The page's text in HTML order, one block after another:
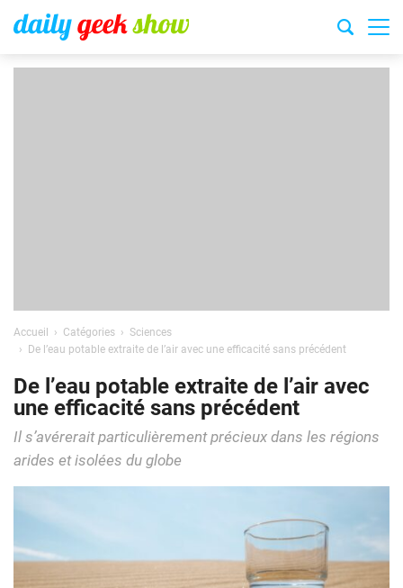
Accueil Catégories
Sciences
De l’eau potable extraite de l’air avec une efficacité sans précédent
De l’eau potable extraite de l’air avec
une efficacité sans précédent
Il s’avérerait particulièrement précieux dans les régions
arides et isolées du globe